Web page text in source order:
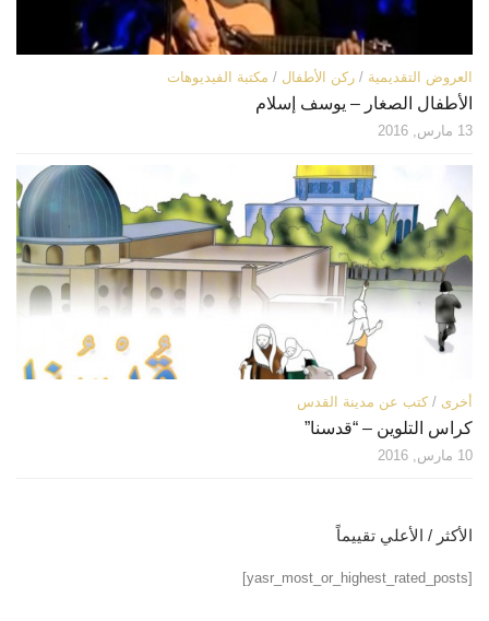
العروض التقديمية / ركن الأطفال / مكتبة الفيديوهات
الأطفال الصغار – يوسف إسلام
13 مارس, 2016
أخرى / كتب عن مدينة القدس
كراس التلوين – “قدسنا”
10 مارس, 2016
الأكثر / الأعلي تقييماً
[yasr_most_or_highest_rated_posts]